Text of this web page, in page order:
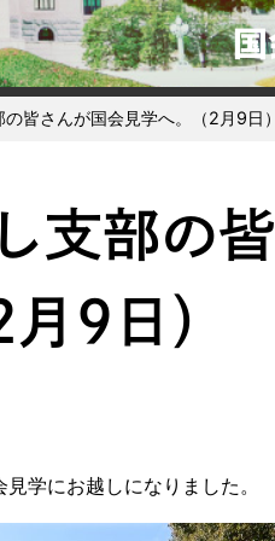
国
皆さんが国会見学へ。（2月9日）
支部の
9日）
学にお越しになりました。